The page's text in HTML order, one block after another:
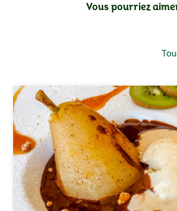
Vous pourriez